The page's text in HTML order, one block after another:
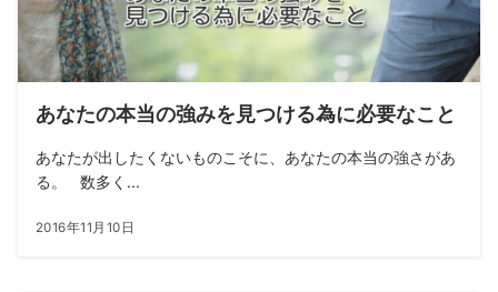
あなたの本当の強みを見つける為に必要なこと
あなたが出したくないものこそに、あなたの本当の強さがあ
る。 数多く...
2016年11月10日